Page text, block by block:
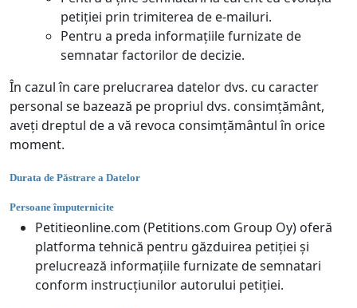
petiției prin trimiterea de e-mailuri.
Pentru a preda informațiile furnizate de
semnatar factorilor de decizie.
În cazul în care prelucrarea datelor dvs. cu caracter
personal se bazează pe propriul dvs. consimțământ,
aveți dreptul de a vă revoca consimțământul în orice
moment.
Durata de Păstrare a Datelor
Persoane împuternicite
Petitieonline.com (Petitions.com Group Oy) oferă
platforma tehnică pentru găzduirea petiției și
prelucrează informațiile furnizate de semnatari
conform instrucțiunilor autorului petiției.